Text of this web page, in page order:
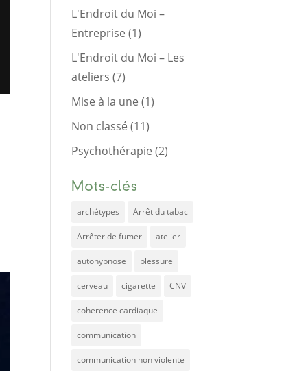
L'Endroit du Moi –
Entreprise (1)
L'Endroit du Moi – Les
ateliers (7)
Mise à la une (1)
Non classé (11)
Psychothérapie (2)
Mots-clés
archétypes Arrêt du tabac
Arrêter de fumer atelier
autohypnose blessure
cerveau cigarette CNV
coherence cardiaque
communication
communication non violente